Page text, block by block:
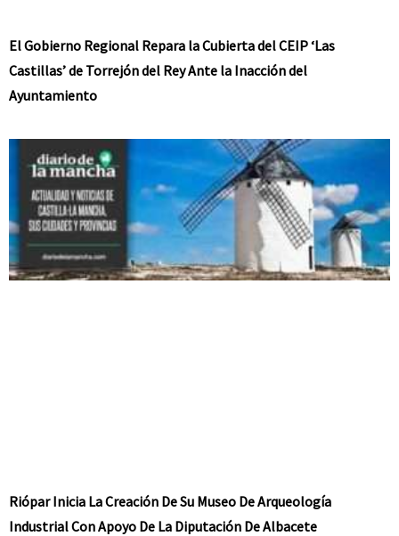
El Gobierno Regional Repara la Cubierta del CEIP ‘Las
Castillas’ de Torrejón del Rey Ante la Inacción del
Ayuntamiento
Riópar Inicia La Creación De Su Museo De Arqueología
Industrial Con Apoyo De La Diputación De Albacete